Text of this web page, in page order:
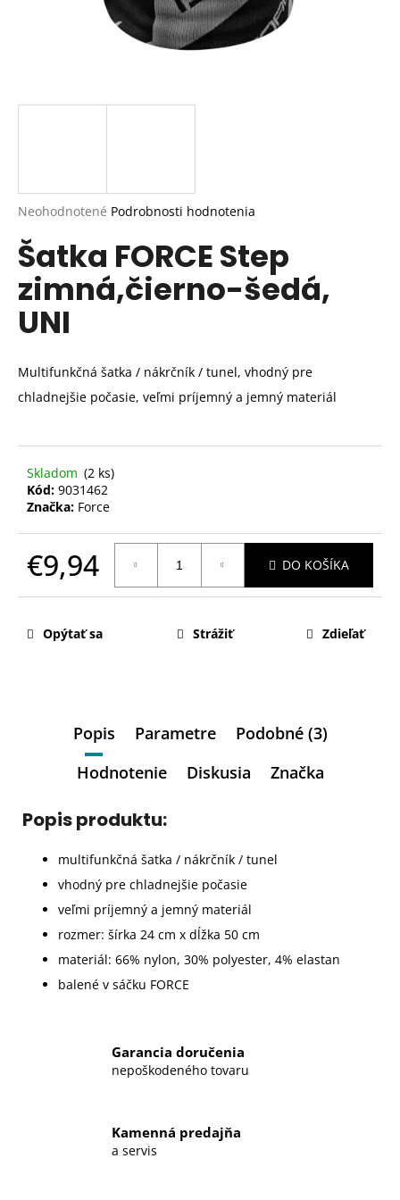
Priemerné
produktu
je
z
5
hviezdičiek.
Neohodnotené Podrobnosti hodnotenia
Šatka FORCE Step
zimná,čierno-šedá,
UNI
Multifunkčná šatka / nákrčník / tunel, vhodný pre
chladnejšie počasie, veľmi príjemný a jemný materiál
Skladom (2 ks)
Kód: 9031462
Značka: Force
€9,94 DO KOŠÍKA
Opýtať sa Strážiť Zdieľať
Popis Parametre
Podobné (3)
Hodnotenie
Diskusia Značka
Popis produktu:
multifunkčná šatka / nákrčník / tunel
vhodný pre chladnejšie počasie
veľmi príjemný a jemný materiál
rozmer: šírka 24 cm x dĺžka 50 cm
materiál: 66% nylon, 30% polyester, 4% elastan
balené v sáčku FORCE
Garancia doručenia
nepoškodeného tovaru
Kamenná predajňa
a servis